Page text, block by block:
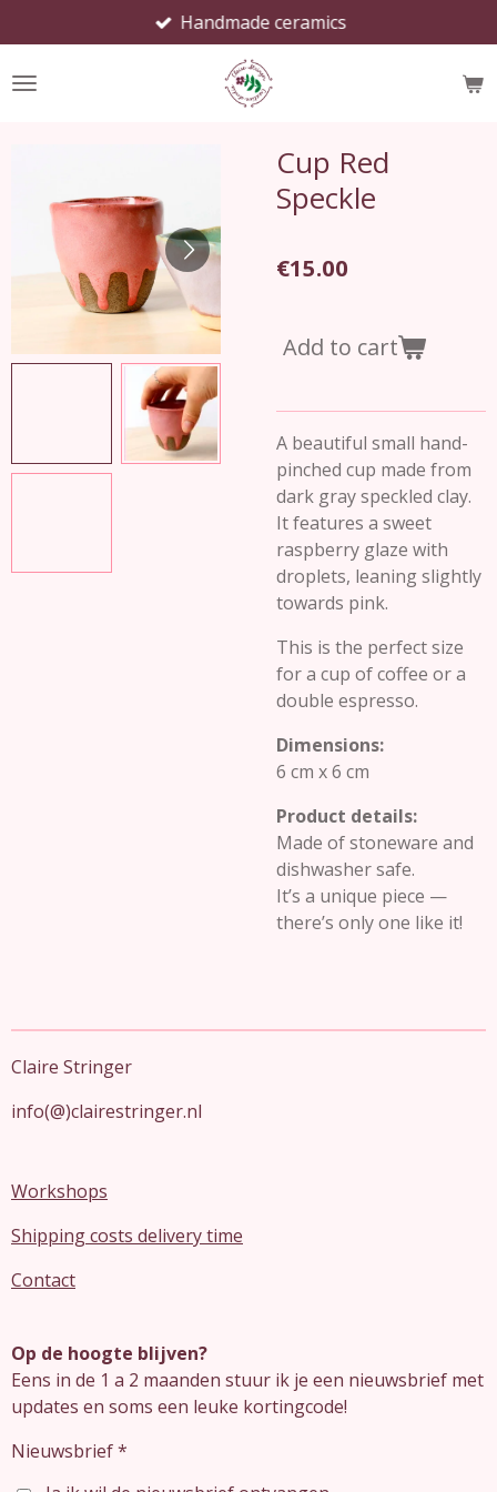
to
main
Handmade ceramics
Cup Red
Speckle
€15.00
Add to cart
A beautiful small hand-
pinched cup made from
dark gray speckled clay.
It features a sweet
raspberry glaze with
droplets, leaning slightly
towards pink.
This is the perfect size
for a cup of coffee or a
double espresso.
Dimensions:
6 cm x 6 cm
Product details:
Made of stoneware and
dishwasher safe.
It’s a unique piece —
there’s only one like it!
Claire Stringer
info(@)clairestringer.nl
Workshops
Shipping costs delivery time
Contact
Op de hoogte blijven?
Eens in de 1 a 2 maanden stuur ik je een nieuwsbrief met
updates en soms een leuke kortingcode!
Nieuwsbrief *